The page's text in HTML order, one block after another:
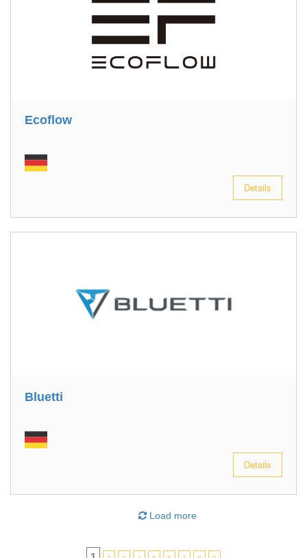
Ecoflow
Details
Bluetti
Details
Load more